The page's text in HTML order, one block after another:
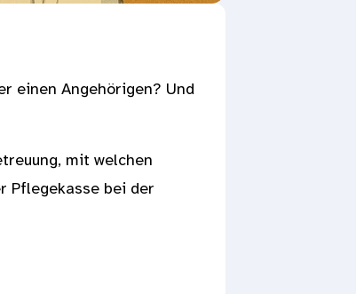
einen Angehörigen? Und
mit welchen
Pflegekasse bei der